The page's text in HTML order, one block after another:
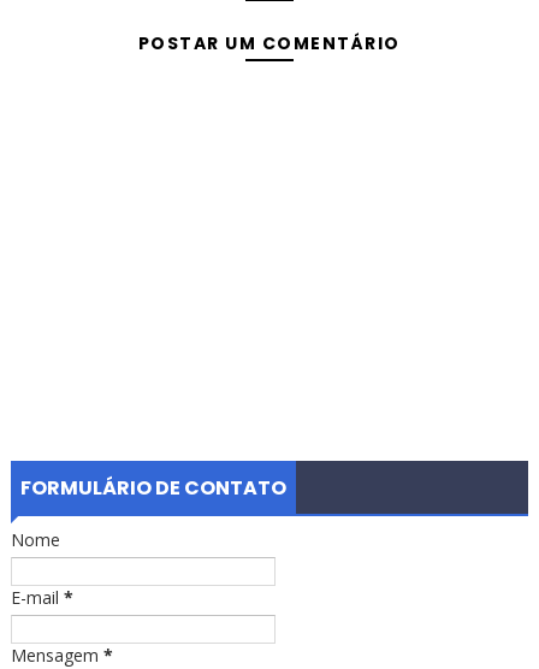
POSTAR UM COMENTÁRIO
FORMULÁRIO DE CONTATO
Nome
E-mail *
Mensagem *